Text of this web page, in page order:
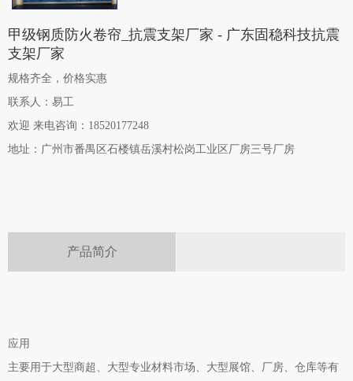
甲级钢质防火卷帘_抗震支架厂家 - 广东固稳科技抗震
支架厂家
规格齐全，价格实惠
联系人：易工
欢迎 来电咨询 ：18520177248
地址：广州市番禺区石楼镇岳溪村松岗工业区厂房三号厂房
产品简介
应用
主要用于大型商超、大型专业材料市场、大型展馆、厂房、仓库等有